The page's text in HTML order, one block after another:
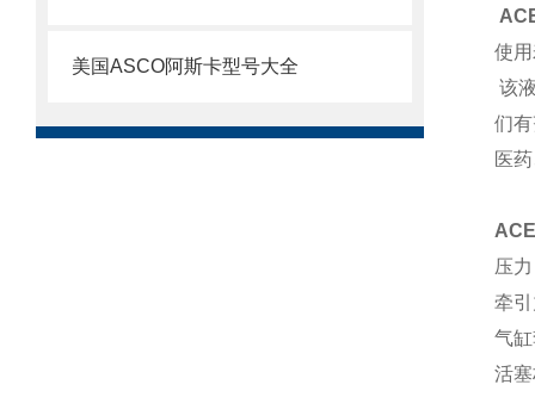
美国ASCO阿斯卡型号大全
使
该
们
医
压
牵
气
活